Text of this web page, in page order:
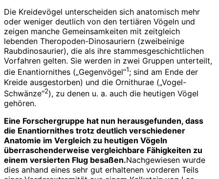
Die Kreidevögel unterscheiden sich anatomisch mehr
oder weniger deutlich von den tertiären Vögeln und
zeigen manche Gemeinsamkeiten mit zeitgleich
lebenden Theropoden-Dinosauriern (zweibeinige
Raubdinosaurier), die als ihre stammesgeschichtlichen
Vorfahren gelten. Sie werden in zwei Gruppen unterteilt,
die Enantiornithes („Gegenvögel“1; sind am Ende der
Kreide ausgestorben) und die Ornithurae („Vogel-
Schwänze“2), zu denen u. a. auch die heutigen Vögel
gehören.
Eine Forschergruppe hat nun herausgefunden, dass
die Enantiornithes trotz deutlich verschiedener
Anatomie im Vergleich zu heutigen Vögeln
überraschenderweise vergleichbare Fähigkeiten zu
einem versierten Flug besaßen.Nachgewiesen wurde
dies anhand eines sehr gut erhaltenen vorderen Teils